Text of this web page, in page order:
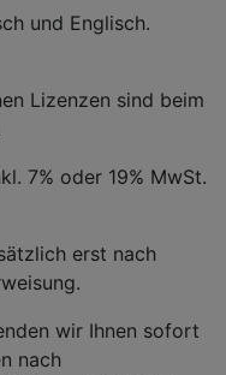
und Englisch.
Lizenzen sind beim
7% oder 19% MwSt.
erst nach
wir Ihnen sofort
nach